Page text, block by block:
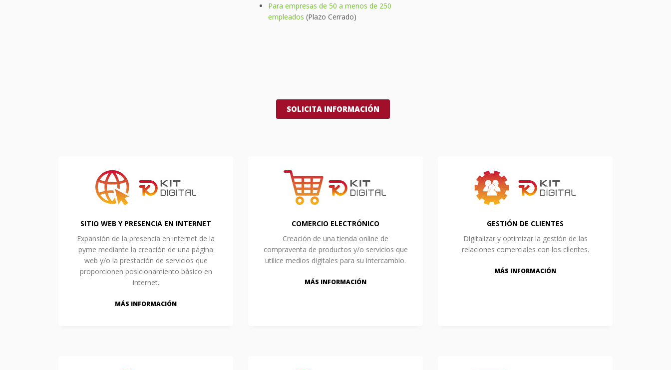
Para empresas de 50 a menos de 250
empleados (Plazo Cerrado)
SOLICITA INFORMACIÓN
SITIO WEB Y PRESENCIA EN INTERNET
Expansión de la presencia en internet de la
pyme mediante la creación de una página
web y/o la prestación de servicios que
proporcionen posicionamiento básico en
internet.
MÁS INFORMACIÓN
COMERCIO ELECTRÓNICO
Creación de una tienda online de
compraventa de productos y/o servicios que
utilice medios digitales para su intercambio.
MÁS INFORMACIÓN
GESTIÓN DE CLIENTES
Digitalizar y optimizar la gestión de las
relaciones comerciales con los clientes.
MÁS INFORMACIÓN